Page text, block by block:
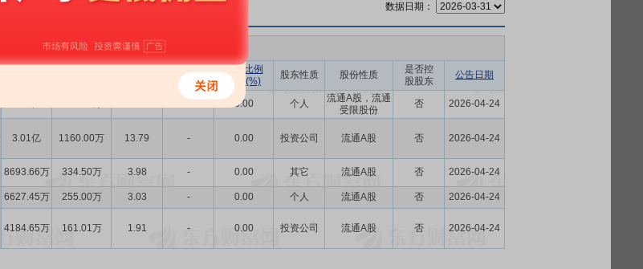
数据日期：
4618.46万
变动(股)
持股比例
变动(%)
股东性质 股份性质
是否控
股股东
公告日期
0.00 个人
流通A股，流通
受限股份
否 2026-04-24
3.01亿 1160.00万 13.79 - 0.00 投资公司 流通A股 否 2026-04-24
8693.66万 334.50万 3.98 - 0.00 其它 流通A股 否 2026-04-24
6627.45万 255.00万 3.03 - 0.00 个人 流通A股 否 2026-04-24
4184.65万 161.01万 1.91 - 0.00 投资公司 流通A股 否 2026-04-24